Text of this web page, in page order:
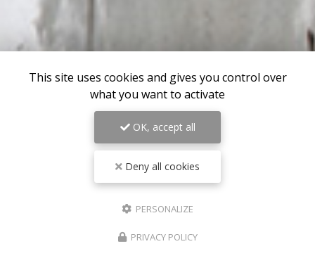
This site uses cookies and gives you control over
what you want to activate
OK, accept all
Deny all cookies
PERSONALIZE
PRIVACY POLICY